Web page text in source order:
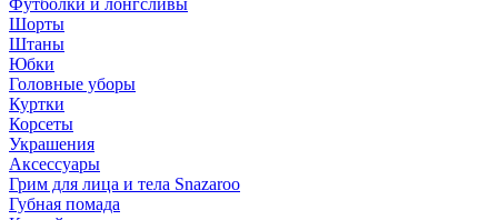
Футболки и лонгсливы
Шорты
Штаны
Юбки
Головные уборы
Куртки
Корсеты
Украшения
Аксессуары
Грим для лица и тела Snazaroo
Губная помада